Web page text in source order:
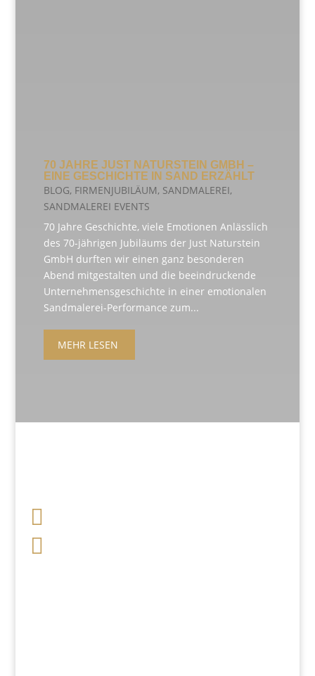
70 JAHRE JUST NATURSTEIN GMBH –
EINE GESCHICHTE IN SAND ERZÄHLT
BLOG, FIRMENJUBILÄUM, SANDMALEREI,
SANDMALEREI EVENTS
70 Jahre Geschichte, viele Emotionen Anlässlich
des 70-jährigen Jubiläums der Just Naturstein
GmbH durften wir einen ganz besonderen
Abend mitgestalten und die beeindruckende
Unternehmensgeschichte in einer emotionalen
Sandmalerei-Performance zum...
MEHR LESEN

